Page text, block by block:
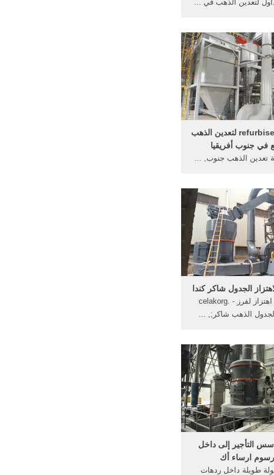
لتعدين الذهب في ...
ضاغط refurbised لتعدين الذهب
في جنوب أفريقيا
تعدين الذهب جنوب, ...
الجدول شاكر كندا
المثبط اهتزاز لفرز - celakorg.
التأجير إلى داخل
رسوم ارساء أك
طويلة داخل ردهات